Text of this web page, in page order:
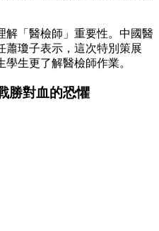
解「醫檢師」重要性。中國醫
蕭瓊子表示，這次特別策展
學生更了解醫檢師作業。
勝對血的恐懼